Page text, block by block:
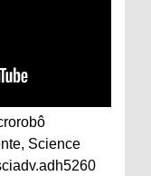
Science